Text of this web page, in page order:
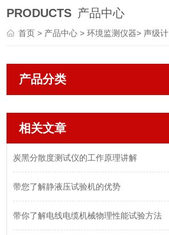
PRODUCTS 产品中心
首页> 产品中心>环境监测仪器>声级计
产品分类
相关文章
炭黑分散度测试仪的工作原理讲解
带您了解静液压试验机的优势
带你了解电线电缆机械物理性能试验方法